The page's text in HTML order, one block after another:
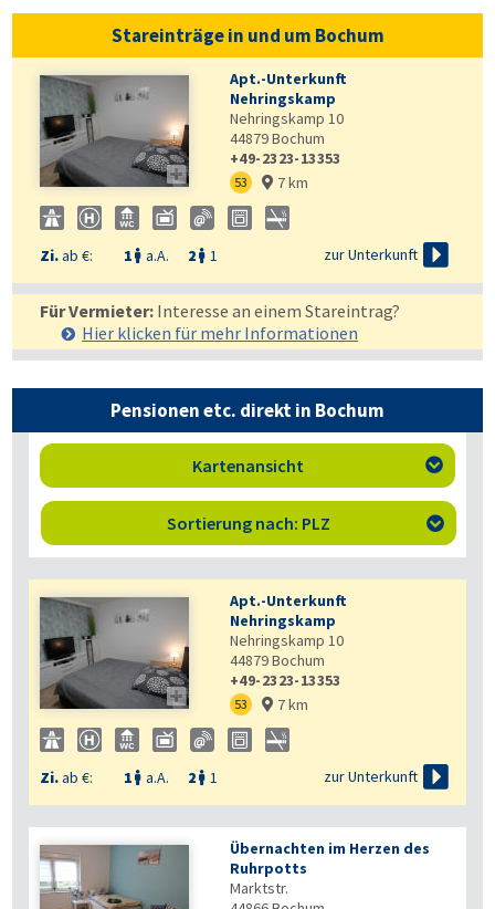
Stareinträge in und um Bochum

Apt.-Unterkunft
Nehringskamp
Nehringskamp 10
44879Bochum
+49-2323-13353
53  7 km
Zi.ab €: 1  a.A. 2  1 zur Unterkunft 
Für Vermieter: Interesse an einem Stareintrag?
Hier klicken für mehr Informationen
Pensionen etc. direkt in Bochum
Kartenansicht 
Sortierung nach: PLZ 

Apt.-Unterkunft
Nehringskamp
Nehringskamp 10
44879Bochum
+49-2323-13353
53  7 km
Zi.ab €: 1  a.A. 2  1 zur Unterkunft 
Übernachten im Herzen des
Ruhrpotts
Marktstr.